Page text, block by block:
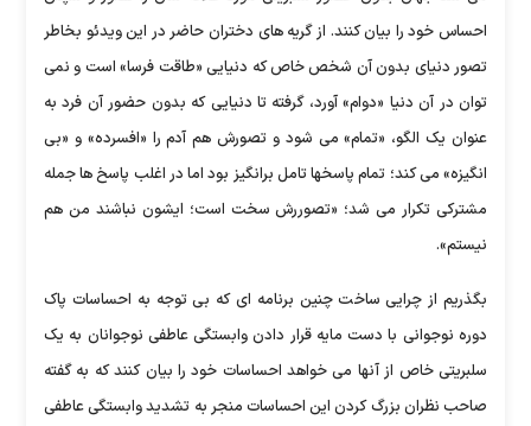
احساس خود را بیان کنند. از گریه های دختران حاضر در این ویدئو بخاطر
تصور دنیای بدون آن شخص خاص که دنیایی «طاقت فرسا» است و نمی
توان در آن دنیا «دوام» آورد، گرفته تا دنیایی که بدون حضور آن فرد به
عنوان یک الگو، «تمام» می شود و تصورش هم آدم را «افسرده» و «بی
انگیزه» می کند؛ تمام پاسخها تامل برانگیز بود اما در اغلب پاسخ ها جمله
مشترکی تکرار می شد؛ «تصوررش سخت است؛ ایشون نباشند من هم
نیستم».
بگذریم از چرایی ساخت چنین برنامه ای که بی توجه به احساسات پاک
دوره نوجوانی با دست مایه قرار دادن وابستگی عاطفی نوجوانان به یک
سلبریتی خاص از آنها می خواهد احساسات خود را بیان کنند که به گفته
صاحب نظران بزرگ کردن این احساسات منجر به تشدید وابستگی عاطفی